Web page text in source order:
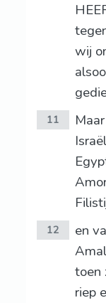
wij
11
12
en
toen
riep